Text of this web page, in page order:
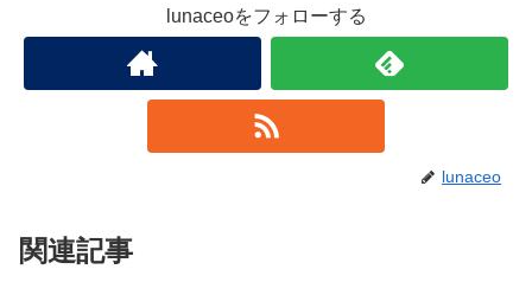
lunaceoをフォローする
lunaceo
関連記事